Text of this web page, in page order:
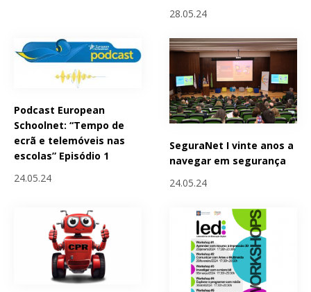
28.05.24
Podcast European
Schoolnet: “Tempo de
ecrã e telemóveis nas
escolas” Episódio 1
24.05.24
SeguraNet I vinte anos a
navegar em segurança
24.05.24